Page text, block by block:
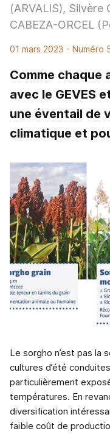
(ARVALIS), Silvère
CABEZA-ORCEL
01 mars 2023 - Numéro
Comme chaque
avec le GEVES
une éventail de
climatique et
Le sorgho n’est pas la
cultures d’été
particulièrement
températures. En
diversification
faible coût de